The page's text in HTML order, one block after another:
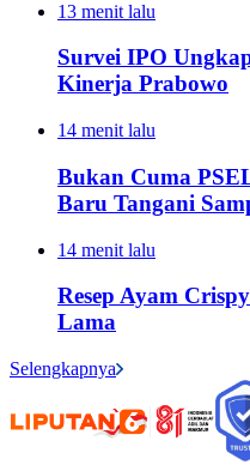
13 menit lalu
Survei IPO
Kinerja Prabowo
14 menit lalu
Bukan Cuma
Baru Tangani
14 menit lalu
Resep Ayam
Lama
Selengkapnya